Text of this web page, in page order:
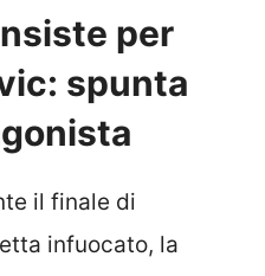
per
spunta
il finale di
infuocato, la